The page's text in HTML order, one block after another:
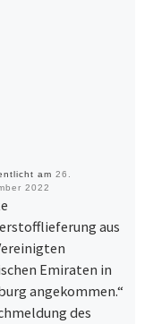
am 26.
2022
aus
Emiraten in
angekommen.“
des